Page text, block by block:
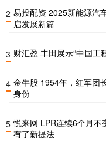
2 易投配资 2025新能源汽
启发展新篇
3 财汇盈 丰田展示“中国工
4 金牛股 1954年，红军团
身份
5 悦来网 LPR连续6个月不
有了新提法